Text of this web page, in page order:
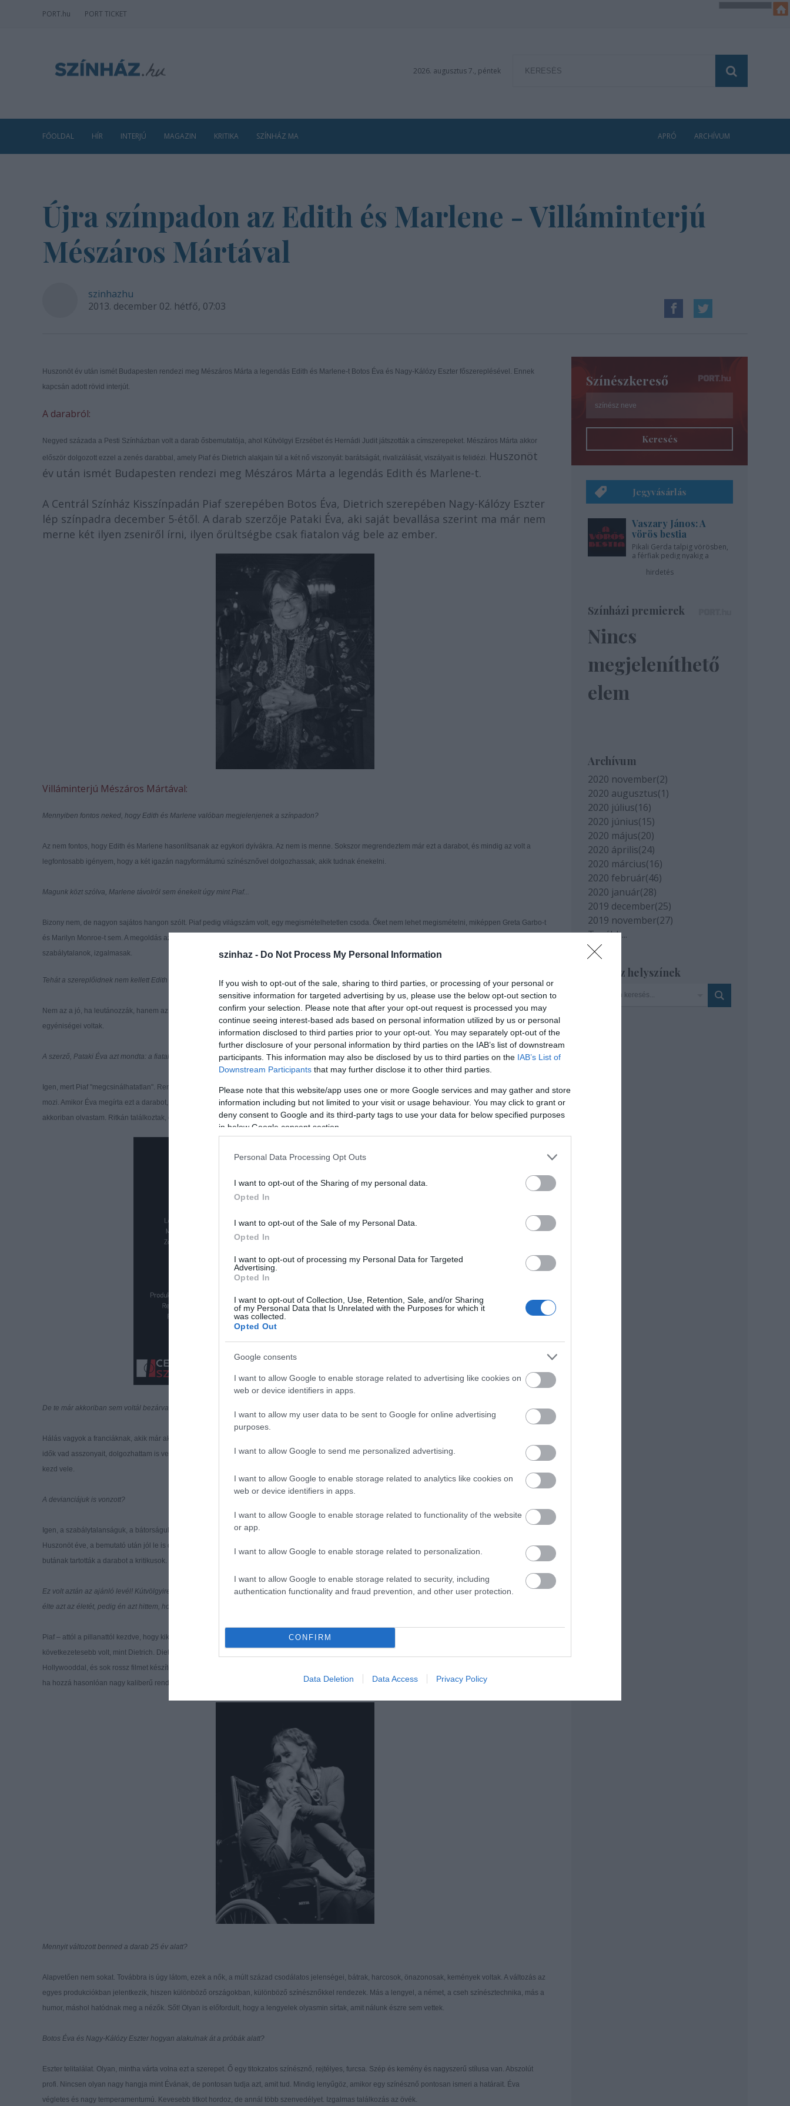
szinhaz - Do Not Process My Personal Information
If you wish to opt-out of the sale, sharing to third parties, or processing of your personal or
sensitive information for targeted advertising by us, please use the below opt-out section to
confirm your selection. Please note that after your opt-out request is processed you may
continue seeing interest-based ads based on personal information utilized by us or personal
information disclosed to third parties prior to your opt-out. You may separately opt-out of the
further disclosure of your personal information by third parties on the IAB’s list of downstream
participants. This information may also be disclosed by us to third parties on the IAB’s List of
Downstream Participants that may further disclose it to other third parties.
Please note that this website/app uses one or more Google services and may gather and store
information including but not limited to your visit or usage behaviour. You may click to grant or
deny consent to Google and its third-party tags to use your data for below specified purposes
in below Google consent section.
Personal Data Processing Opt Outs
I want to opt-out of the Sharing of my personal data.
Opted In
I want to opt-out of the Sale of my Personal Data.
Opted In
I want to opt-out of processing my Personal Data for Targeted
Advertising.
Opted In
I want to opt-out of Collection, Use, Retention, Sale, and/or Sharing
of my Personal Data that Is Unrelated with the Purposes for which it
was collected.
Opted Out
Google consents
I want to allow Google to enable storage related to advertising like cookies on
web or device identifiers in apps.
I want to allow my user data to be sent to Google for online advertising
purposes.
I want to allow Google to send me personalized advertising.
I want to allow Google to enable storage related to analytics like cookies on
web or device identifiers in apps.
I want to allow Google to enable storage related to functionality of the website
or app.
I want to allow Google to enable storage related to personalization.
I want to allow Google to enable storage related to security, including
authentication functionality and fraud prevention, and other user protection.
CONFIRM
Data Deletion Data Access Privacy Policy
PORT.hu PORT TICKET
2026. augusztus 7., péntek
FŐOLDAL HÍR INTERJÚ MAGAZIN KRITIKA SZÍNHÁZ MA APRÓ ARCHÍVUM
Újra színpadon az Edith és Marlene - Villáminterjú
Mészáros Mártával
szinhazhu
2013. december 02. hétfő, 07:03
Huszonöt év után ismét Budapesten rendezi meg Mészáros Márta a legendás Edith és Marlene-t Botos Éva és Nagy- Kálózy Eszter főszereplésével. Ennek
kapcsán adott rövid interjút.
A darabról:
Negyed százada a Pesti Színházban volt a darab ősbemutatója, ahol Kútvölgyi Erzsébet és Hernádi Judit játszották a címszerepeket. Mészáros Márta akkor
először dolgozott ezzel a zenés darabbal, amely Piaf és Dietrich alakjain túl a két nő viszonyát: barátságát, rivalizálását, viszályait is felidézi. Huszonöt
év után ismét Budapesten rendezi meg Mészáros Márta a legendás Edith és Marlene-t.
A Centrál Színház Kisszínpadán Piaf szerepében Botos Éva, Dietrich szerepében Nagy-Kálózy Eszter
lép színpadra december 5-étől. A darab szerzője Pataki Éva, aki saját bevallása szerint ma már nem
merne két ilyen zseniről írni, ilyen őrültségbe csak fiatalon vág bele az ember.
Villáminterjú Mészáros Mártával:
Mennyiben fontos neked, hogy Edith és Marlene valóban megjelenjenek a színpadon?
Az nem fontos, hogy Edith és Marlene hasonlítsanak az egykori dyívákra. Az nem is menne. Sokszor megrendeztem már ezt a darabot, és mindig az volt a
legfontosabb igényem, hogy a két igazán nagyformátumú színésznővel dolgozhassak, akik tudnak énekelni.
Magunk közt szólva, Marlene távolról sem énekelt úgy mint Piaf...
Bizony nem, de nagyon sajátos hangon szólt. Piaf pedig világszám volt, egy megismételhetetlen csoda. Őket nem lehet megismételni, miképpen Greta Garbo-t
és Marilyn Monroe-t sem. A megoldás az, ha az őket megszemélyesítő színésznők nagy egyéniségek és erős személyiségek. Jelenségek. Akik titokzatosak,
szabálytalanok, izgalmasak.
Tehát a szereplőidnek nem kellett Edith és Marlene gesztusaibam elmerülniük?
Nem az a jó, ha leutánozzák, hanem az, ha megjelenítik őket. Egy jó színész - pláne kettő - képes éreztetni azt, hogy ezek a nők koruk nagy és meghatározó
egyéniségei voltak.
A szerző, Pataki Éva azt mondta: a fiatalságának tudható be, hogy megírta ezt a darabot, most nem merne belevágni...
Igen, mert Piaf "megcsinálhatatlan". Rengeteg filmet készítettek róla, de ha a legutóbbihoz nem találják meg Marion Cotillard-t, máig se lenne érvényes Piaf
mozi. Amikor Éva megírta ezt a darabot, Magyarország különösen zárt világ volt, ahol sejtlemes legendaként jelent meg ez a két női ikon. A barátságukról is
akkoriban olvastam. Ritkán találkoztak, de mégis szenvedélyesen vonzódtak egymáshoz.
De te már akkoriban sem voltál bezárva...
Hálás vagyok a franciáknak, akik már akkor nagyon szerették a filmjeimet, így
idők vad asszonyait, dolgozhattam is velük. Mivel szerettem őket, a várost és a francia kultúrát, én ajánlottam a témát Évának, aztán rábíztam, hogy végül mit
kezd vele.
A devianciájuk is vonzott?
Igen, a szabálytalanságuk, a bátorságuk. Nehéz megközelíteni őket, mert bolondok és zsenik voltak, biszexek voltak, utolsó kurvák voltak... mit mondjak még?
Huszonöt éve, a bemutató után jól le is dorongolt bennünket a kritika. Nem szerették látni éppen ezt a két nőt, és éppen így. Erkölcstelennek, hazugnak,
butának tartották a darabot a kritikusok.
Ez volt aztán az ajánló levél! Kútvölgyire és Hernádira a mai napig emlékszem. Ami meglepett az az, hogy a darabból kiderült: mind a két nő nagyon tudatosan
élte azt az életét, pedig én azt hittem, hogy sok tekinteteben kiszolgáltatottabbak voltak.
Piaf – attól a pillanattól kezdve, hogy kikerült az utcára - mindig pontosan tudta, mit akar. Fantasztikus temperamentummal élte az életét, de talán még
következetesebb volt, mint Dietrich. Dietrich é
Hollywooddal, és sok rossz filmet készített. Piaf viszont sohasem tévedett. Mindenben elementáris volt. Marlene csak akkor mutatkozott meg teljes valójában,
ha hozzá hasonlóan nagy kaliberű rendezővel találkozott. A saját titka és póza nagyon sérülékennyé tette.
Mennyit változott benned a darab 25 év alatt?
Alapvetően nem sokat. Továbbra is úgy látom, ezek a nők, a múlt század csodálatos jelenségei, bátrak, harcosok, önazonosak, kemények voltak. A változás az
egyes produkciókban jelentkezik, hiszen különböző országokban, különböző színésznőkkel rendezek. Más a lengyel, a német, a cseh színésztechnika, más a
humor, máshol hatódnak meg a nézők. Sőt! Olyan is előfordult, hogy a lengyelek olyasmin sírtak, amit nálunk észre sem vettek.
Botos Éva és Nagy-Kálózy Eszter hogyan alakulnak át a próbák alatt?
Eszter telitalálat. Olyan, mintha várta volna ezt a szerepet. Ő egy titokzatos színésznő, rejtélyes, furcsa. Szép és kemény és nagyszerű stílusa van. Abszolút
profi. Nincsen olyan nagy hangja mint Évának, de pontosan tudja azt, amit tud. Mindig lenyűgöz, amikor egy színésznő pontosan ismeri a határait. Éva
végletes és nagy temperamentumú. Kevesebb titkot hordoz, de annál több szenvedélyet. Izgalmas találkozás az övék.
Színészkereső
Keresés
Jegyvásárlás
Vaszary János: A
vörös bestia
Pikali Gerda talpig vörösben,
a férfiak pedig nyakig a
hirdetés
Színházi premierek
Nincs
megjeleníthető
elem
Archívum
2020 november(2)
2020 augusztus(1)
2020 július(16)
2020 június(15)
2020 május(20)
2020 április(24)
2020 március(16)
2020 február(46)
2020 január(28)
2019 december(25)
2019 november(27)
Tovább...
Szinház helyszínek